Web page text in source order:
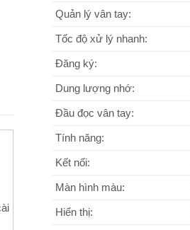
Quản lý vân tay:
Tốc độ xử lý nhanh:
Đăng ký:
Dung lượng nhớ:
Đầu đọc vân tay:
Tính năng:
Kết nối:
Màn hình màu:
Hiển thị: